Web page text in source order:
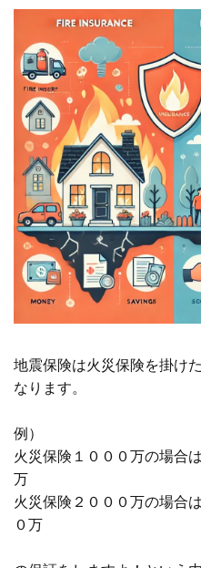
地震保険は火災保険を掛け
なります。
例）
火災保険１０００万の場合
万
火災保険２０００万の場合
０万